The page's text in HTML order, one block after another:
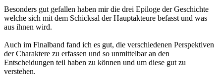
Besonders gut gefallen haben mir die drei Epiloge der Geschichte
welche sich mit dem Schicksal der Hauptakteure befasst und was
aus ihnen wird.
Auch im Finalband fand ich es gut, die verschiedenen Perspektiven
der Charaktere zu erfassen und so unmittelbar an den
Entscheidungen teil haben zu können und um diese gut zu
verstehen.